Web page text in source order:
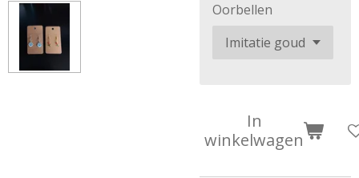
Oorbellen
In
winkelwagen